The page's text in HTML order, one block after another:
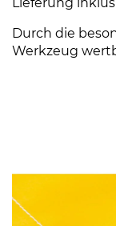
Lieferung
Durch die
Werkzeug